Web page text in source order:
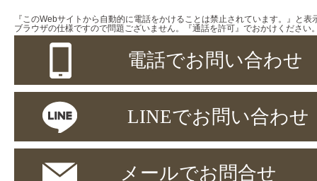
『このWebサイトから自動的に電話をかけることは禁止されています。』と
ブラウザの仕様ですので問題ございません。『通話を許可』でおかけください
電話でお問い合わせ
LINEでお問い合わせ
メールでお問合せ